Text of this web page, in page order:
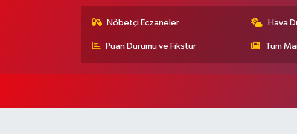
Nöbetçi Eczaneler Hava
Puan Durumu ve Fikstür Tüm